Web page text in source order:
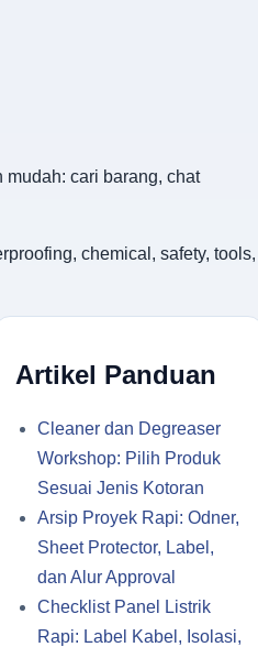
cari barang, chat
chemical, safety, tools,
Artikel Panduan
Cleaner dan Degreaser
Workshop: Pilih Produk
Sesuai Jenis Kotoran
Arsip Proyek Rapi: Odner,
Sheet Protector, Label,
dan Alur Approval
Checklist Panel Listrik
Rapi: Label Kabel, Isolasi,